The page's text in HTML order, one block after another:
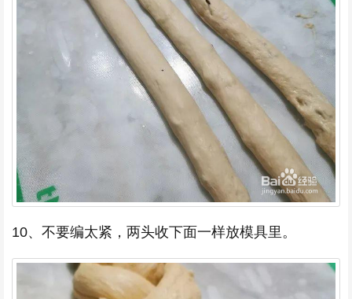
10、不要编太紧，两头收下面一样放模具里。